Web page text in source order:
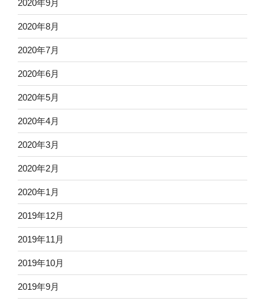
2020年9月
2020年8月
2020年7月
2020年6月
2020年5月
2020年4月
2020年3月
2020年2月
2020年1月
2019年12月
2019年11月
2019年10月
2019年9月